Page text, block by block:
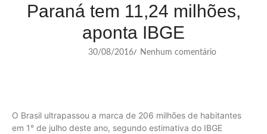
Paraná tem 11,24 milhões,
aponta IBGE
30/08/2016/ Nenhum comentário
O Brasil ultrapassou a marca de 206 milhões de habitantes
em 1° de julho deste ano, segundo estimativa do IBGE